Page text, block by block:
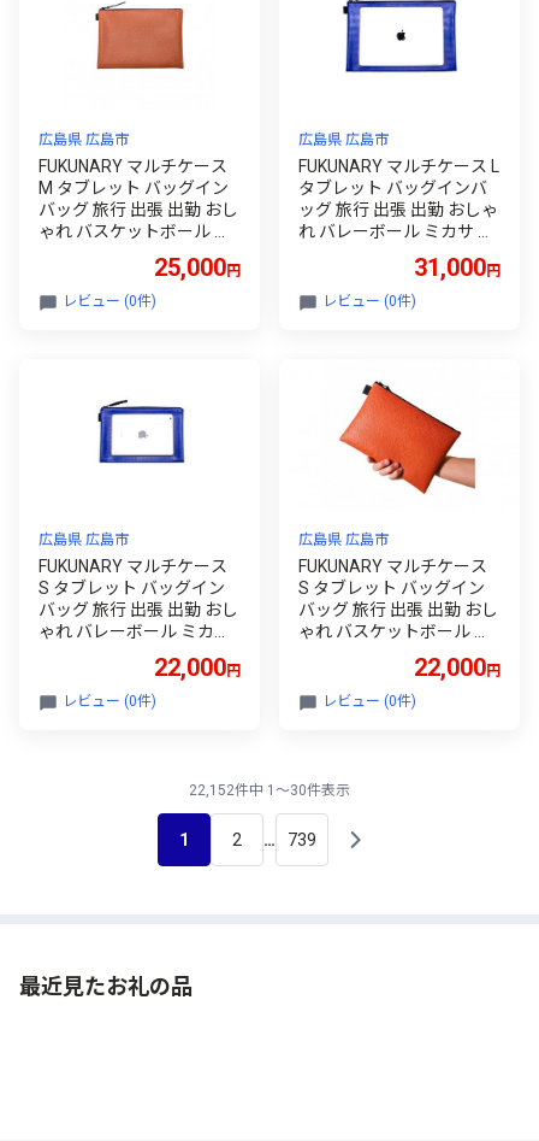
広島県 広島市
FUKUNARY マルチケース
M タブレット バッグイン
バッグ 旅行 出張 出勤 おし
ゃれ バスケットボール ミ
25,000円
レビュー (0件)
広島県 広島市
FUKUNARY マルチケース L
タブレット バッグインバ
ッグ 旅行 出張 出勤 おしゃ
れ バレーボール ミカサ ブ
31,000円
レビュー (0件)
広島県 広島市
FUKUNARY マルチケース
S タブレット バッグイン
バッグ 旅行 出張 出勤 おし
ゃれ バレーボール ミカサ
22,000円
レビュー (0件)
広島県 広島市
FUKUNARY マルチケース
S タブレット バッグイン
バッグ 旅行 出張 出勤 おし
ゃれ バスケットボール ミ
22,000円
レビュー (0件)
22,152件中 1～30件表示
1 2 … 739
最近見たお礼の品